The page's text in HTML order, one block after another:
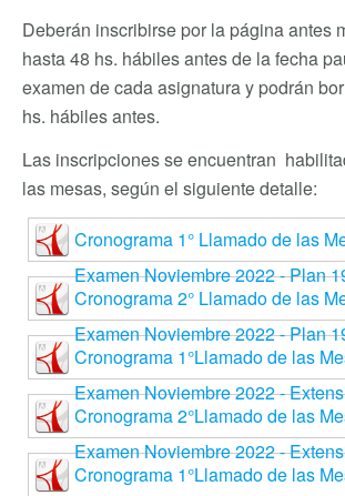
Deberán inscribirse por la página antes
hasta 48 hs. hábiles antes de la fecha
examen de cada asignatura y podrán
hs. hábiles antes.
Las inscripciones se encuentran
las mesas, según el siguiente detalle:
Cronograma 1° Llamado de las
Examen Noviembre 2022 - Plan
Cronograma 2° Llamado de las
Examen Noviembre 2022 - Plan
Cronograma 1°Llamado de las
Examen Noviembre 2022 -
Cronograma 2°Llamado de las
Examen Noviembre 2022 -
Cronograma 1°Llamado de las